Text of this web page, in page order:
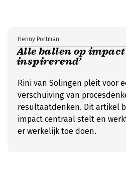
Alle ballen op
inspirerend’
Henny Portman
Rini van Solingen pleit voor
verschuiving van
resultaatdenken. Dit artikel
impact centraal stelt en
er werkelijk toe doen.